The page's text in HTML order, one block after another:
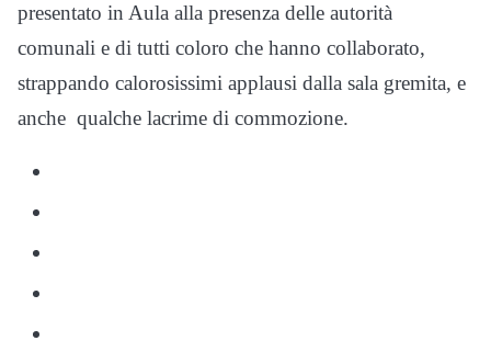
presentato in Aula alla presenza delle autorità
comunali e di tutti coloro che hanno collaborato,
strappando calorosissimi applausi dalla sala gremita, e
anche qualche lacrime di commozione.